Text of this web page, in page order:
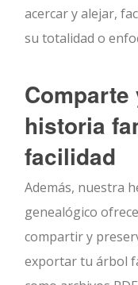
acercar y alejar,
su totalidad o
historia
facilidad
Además, nuestra
genealógico
compartir y
exportar tu árbol